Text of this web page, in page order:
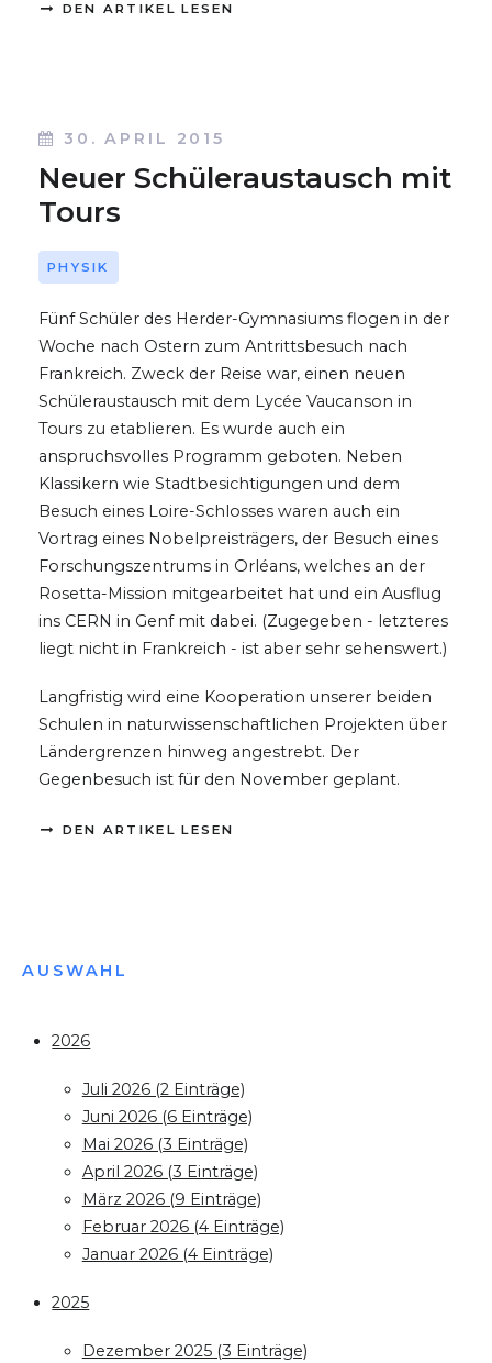
DEN ARTIKEL LESEN
30. APRIL 2015
Neuer Schüleraustausch mit
Tours
PHYSIK
Fünf Schüler des Herder-Gymnasiums flogen in der
Woche nach Ostern zum Antrittsbesuch nach
Frankreich. Zweck der Reise war, einen neuen
Schüleraustausch mit dem Lycée Vaucanson in
Tours zu etablieren. Es wurde auch ein
anspruchsvolles Programm geboten. Neben
Klassikern wie Stadtbesichtigungen und dem
Besuch eines Loire-Schlosses waren auch ein
Vortrag eines Nobelpreisträgers, der Besuch eines
Forschungszentrums in Orléans, welches an der
Rosetta-Mission mitgearbeitet hat und ein Ausflug
ins CERN in Genf mit dabei. (Zugegeben - letzteres
liegt nicht in Frankreich - ist aber sehr sehenswert.)
Langfristig wird eine Kooperation unserer beiden
Schulen in naturwissenschaftlichen Projekten über
Ländergrenzen hinweg angestrebt. Der
Gegenbesuch ist für den November geplant.
DEN ARTIKEL LESEN
AUSWAHL
2026
Juli 2026 (2 Einträge)
Juni 2026 (6 Einträge)
Mai 2026 (3 Einträge)
April 2026 (3 Einträge)
März 2026 (9 Einträge)
Februar 2026 (4 Einträge)
Januar 2026 (4 Einträge)
2025
Dezember 2025 (3 Einträge)